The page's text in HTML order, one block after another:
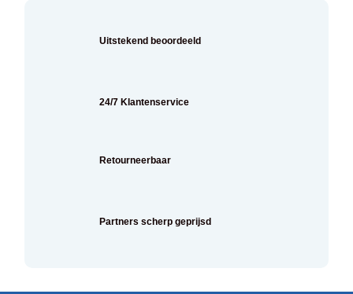
Uitstekend beoordeeld
24/7 Klantenservice
Retourneerbaar
Partners scherp geprijsd